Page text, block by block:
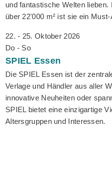
und fantastische Welten
über 22'000 m² ist sie ein
22. - 25. Oktober 2026
Do - So
SPIEL Essen
Die SPIEL Essen ist der
Verlage und Händler aus aller
innovative Neuheiten oder
SPIEL bietet eine einzigartige
Altersgruppen und Interessen.